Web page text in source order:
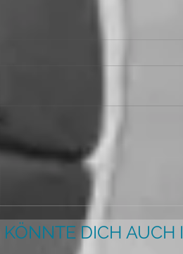
KÖNNTE DICH AUCH